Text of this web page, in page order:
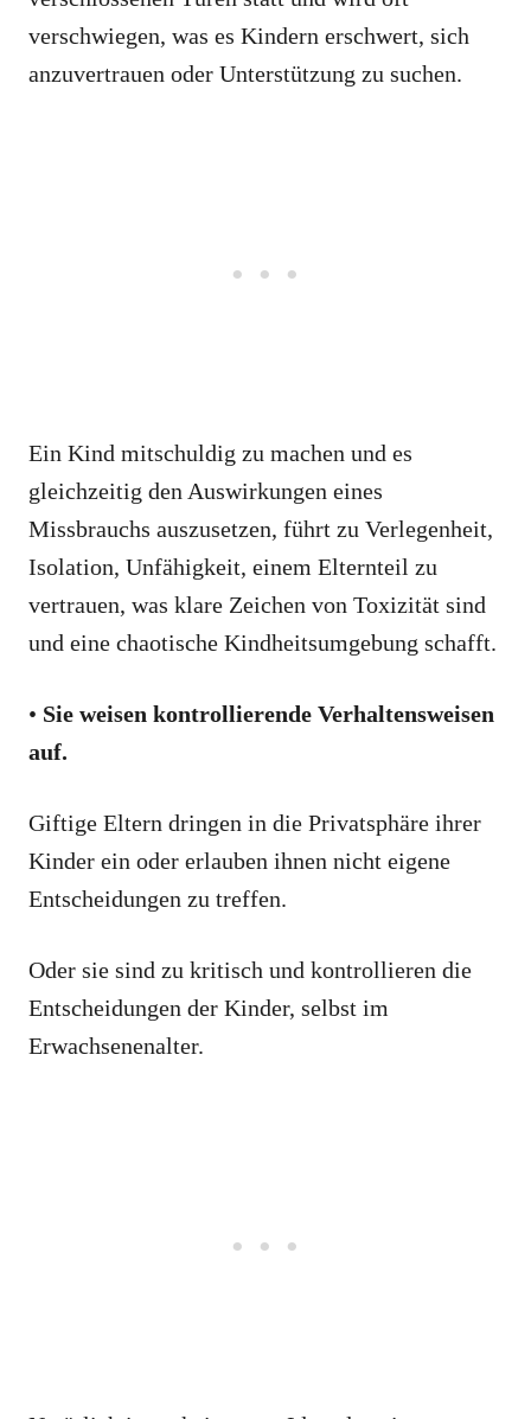
verschwiegen, was es Kindern erschwert, sich
anzuvertrauen oder Unterstützung zu suchen.
Ein Kind mitschuldig zu machen und es
gleichzeitig den Auswirkungen eines
Missbrauchs auszusetzen, führt zu Verlegenheit,
Isolation, Unfähigkeit, einem Elternteil zu
vertrauen, was klare Zeichen von Toxizität sind
und eine chaotische Kindheitsumgebung schafft.
• Sie weisen kontrollierende Verhaltensweisen
auf.
Giftige Eltern dringen in die Privatsphäre ihrer
Kinder ein oder erlauben ihnen nicht eigene
Entscheidungen zu treffen.
Oder sie sind zu kritisch und kontrollieren die
Entscheidungen der Kinder, selbst im
Erwachsenenalter.